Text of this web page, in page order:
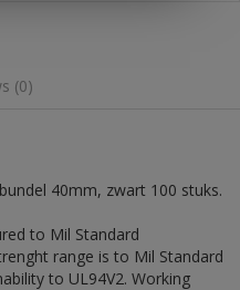
(0)
40mm, zwart 100 stuks.
to Mil Standard
range is to Mil Standard
to UL94V2. Working